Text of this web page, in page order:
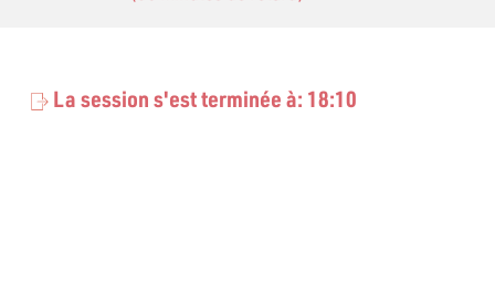
La session s'est terminée à: 18:10